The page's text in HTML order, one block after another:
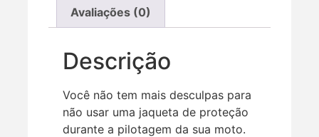
Avaliações (0)
Descrição
Você não tem mais desculpas para
não usar uma jaqueta de proteção
durante a pilotagem da sua moto.